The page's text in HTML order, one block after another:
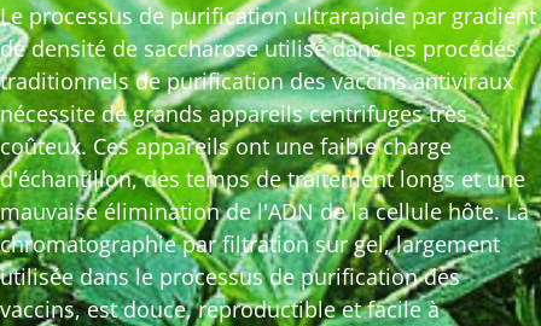
Le processus de purification ultrarapide par gradient
de densité de saccharose utilisé dans les procédés
traditionnels de purification des vaccins antiviraux
nécessite de grands appareils centrifuges très
coûteux. Ces appareils ont une faible charge
d'échantillon, des temps de traitement longs et une
mauvaise élimination de l'ADN de la cellule hôte. La
chromatographie par filtration sur gel, largement
utilisée dans le processus de purification des
vaccins, est douce, reproductible et facile à